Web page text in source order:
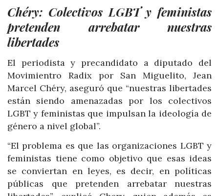
Chéry: Colectivos LGBT y feministas
pretenden arrebatar nuestras
libertades
El periodista y precandidato a diputado del
Movimientro Radix por San Miguelito, Jean
Marcel Chéry, aseguró que “nuestras libertades
están siendo amenazadas por los colectivos
LGBT y feministas que impulsan la ideología de
género a nivel global”.
“El problema es que las organizaciones LGBT y
feministas tiene como objetivo que esas ideas
se conviertan en leyes, es decir, en políticas
públicas que pretenden arrebatar nuestras